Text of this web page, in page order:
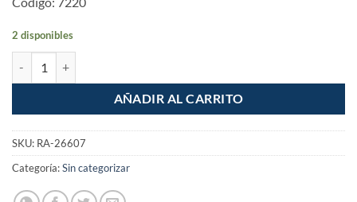
2 disponibles
AÑADIR AL CARRITO
SKU: RA-26607
Categoría:Sin categorizar